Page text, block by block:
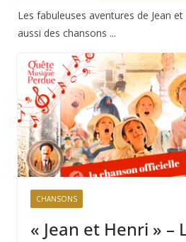
Les fabuleuses aventures de Jean
aussi des chansons ...
CHANSONS
« Jean et Henri » –